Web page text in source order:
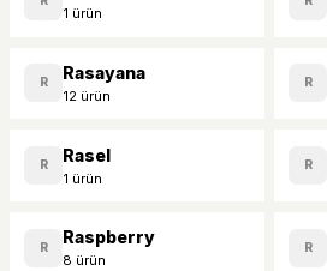
1 ürün
R Rasayana
12 ürün
R
R Rasel
1 ürün
R
R Raspberry
8 ürün
R